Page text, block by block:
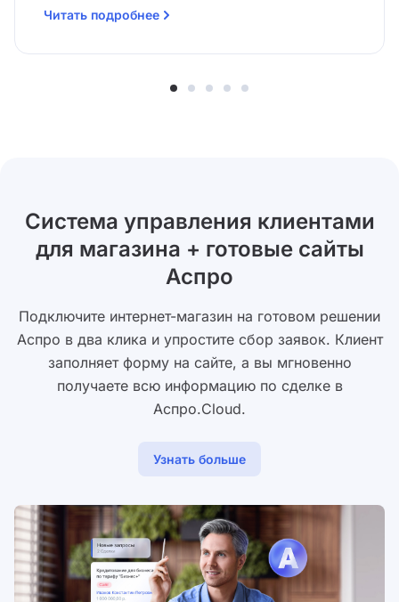
Читать подробнее
Система управления клиентами
для магазина + готовые сайты
Аспро
Подключите интернет-магазин на готовом решении
Аспро в два клика и упростите сбор заявок. Клиент
заполняет форму на сайте, а вы мгновенно
получаете всю информацию по сделке в
Аспро.Cloud.
Узнать больше